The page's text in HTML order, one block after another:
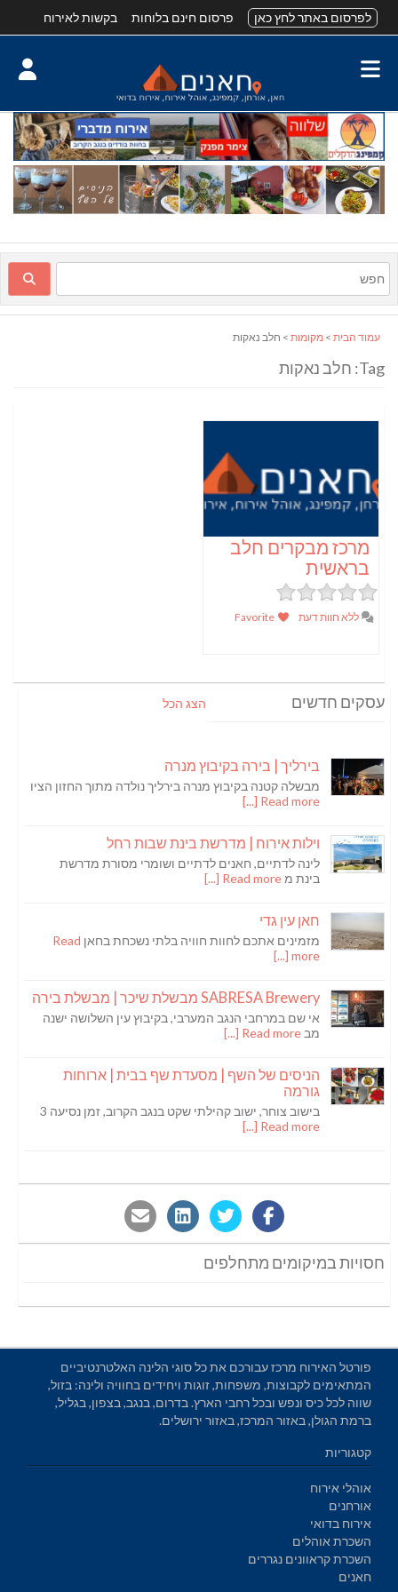
לפרסום באתר לחץ כאן פרסום חינם בלוחות בקשות לאירוח
עמוד הבית > מקומות > חלב נאקות
Tag: חלב נאקות
מרכז מבקרים חלב
בראשית
ללא חוות דעת
עסקים חדשים הצג הכל
בירליך | בירה בקיבוץ מנרה
מבשלה קטנה בקיבוץ מנרה בירליך נולדה מתוך החזון הציו
Read more [...]
וילות אירוח | מדרשת בינת שבות רחל
לינה לדתיים, חאנים לדתיים ושומרי מסורת מדרשת
בינת מRead more [...]
חאן עין גדי
מזמינים אתכם לחוות חוויה בלתי נשכחת בחאן Read
more [...]
SABRESA Brewery מבשלת שיכר | מבשלת בירה
אי שם במרחבי הנגב המערבי, בקיבוץ עין השלושה ישנה
מב Read more [...]
הניסים של השף | מסעדת שף בבית | ארוחות
גורמה
בישוב צוחר, ישוב קהילתי שקט בנגב הקרוב, זמן נסיעה 3
Read more [...]
חסויות במיקומים מתחלפים
פורטל האירוח מרכז עבורכם את כל סוגי הלינה האלטרנטיביים
המתאימים לקבוצות, משפחות, זוגות ויחידים בחוויה ולינה: בזול,
שווה לכל כיס ונפש ובכל רחבי הארץ. בדרום, בנגב, בצפון, בגליל,
ברמת הגולן, באזור המרכז, באזור ירושלים.
קטגוריות
אוהלי אירוח
אורחנים
אירוח בדואי
השכרת אוהלים
השכרת קראוונים נגררים
חאנים